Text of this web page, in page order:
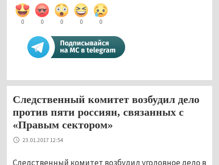
0 0 0 0 0
Следственный комитет возбудил дело
против пяти россиян, связанных с
«Правым сектором»
23.01.2017 12:54
Следственный комитет возбудил уголовное дело в